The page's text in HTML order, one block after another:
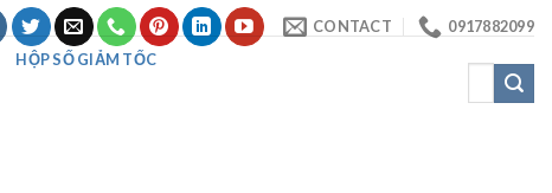
CONTACT
0917882099
HỘP SỐ GIẢM TỐC